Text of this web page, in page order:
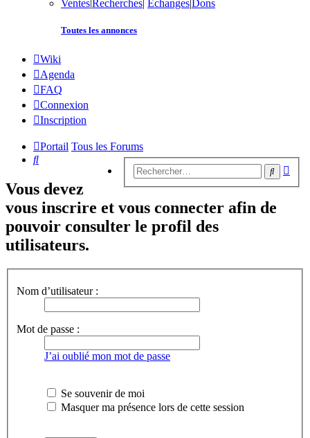
Ventes|Recherches| Échanges|Dons
Toutes les annonces
Wiki
Agenda
FAQ
Connexion
Inscription
Portail Tous les Forums
Rechercher
Vous devez
vous inscrire et vous connecter afin de
pouvoir consulter le profil des
utilisateurs.
Nom d’utilisateur :
Mot de passe :
J’ai oublié mon mot de passe
Se souvenir de moi
Masquer ma présence lors de cette session